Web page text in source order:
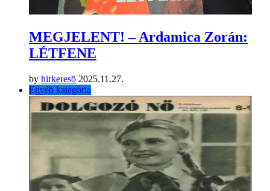
MEGJELENT! – Ardamica Zorán:
LÉTFENE
by hirkeresö 2025.11.27.
Egyéb kategória